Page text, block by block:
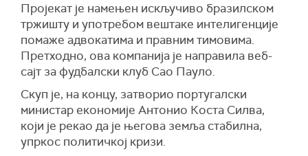
Пројекат је намењен искључиво бразилском
тржишту и употребом вештаке интелигенције
помаже адвокатима и правним тимовима.
Претходно, ова компанија је направила веб-
сајт за фудбалски клуб Сао Пауло.
Скуп је, на концу, затворио португалски
министар економије Антонио Коста Силва,
који је рекао да је његова земља стабилна,
упркос политичкој кризи.